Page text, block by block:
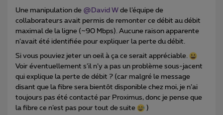
Une manipulation de @David W de l’équipe de
collaborateurs avait permis de remonter ce débit au débit
maximal de la ligne (~90 Mbps). Aucune raison apparente
n’avait été identifiée pour expliquer la perte du débit.
Si vous pouviez jeter un oeil à ça ce serait appréciable.
Voir éventuellement s’il n’y a pas un problème sous-jacent
qui explique la perte de débit ? (car malgré le message
disant que la fibre sera bientôt disponible chez moi, je n’ai
toujours pas été contacté par Proximus, donc je pense que
la fibre ce n’est pas pour tout de suite
)